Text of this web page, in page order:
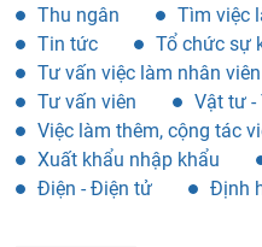
Thu ngân
Tìm việc
Tin tức
Tổ chức sự
Tư vấn việc làm nhân
Tư vấn viên
Vật tư -
Việc làm thêm, cộng tác
Xuất khẩu nhập khẩu
Điện - Điện tử
Định